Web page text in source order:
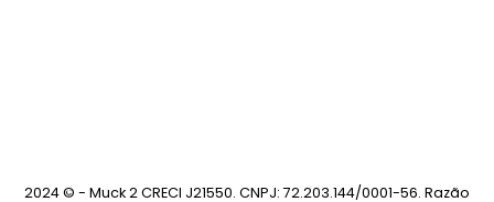
2024 © - Muck 2 CRECI J21550. CNPJ: 72.203.144/0001-56. Razão